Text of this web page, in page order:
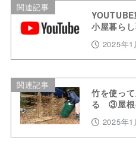
関連記事
小屋暮ら
2025年1
関連記事
竹を使っ
る ③屋根
2025年1